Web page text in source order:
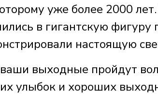
уже более 2000
в гигантскую фигуру
настоящую
выходные пройдут
улыбок и хороших